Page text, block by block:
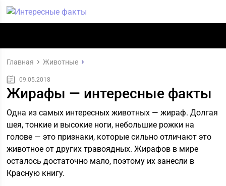
Главная Животные
09.05.2018
Жирафы — интересные факты
Одна из самых интересных животных — жираф. Долгая
шея, тонкие и высокие ноги, небольшие рожки на
голове — это признаки, которые сильно отличают это
животное от других травоядных. Жирафов в мире
осталось достаточно мало, поэтому их занесли в
Красную книгу.